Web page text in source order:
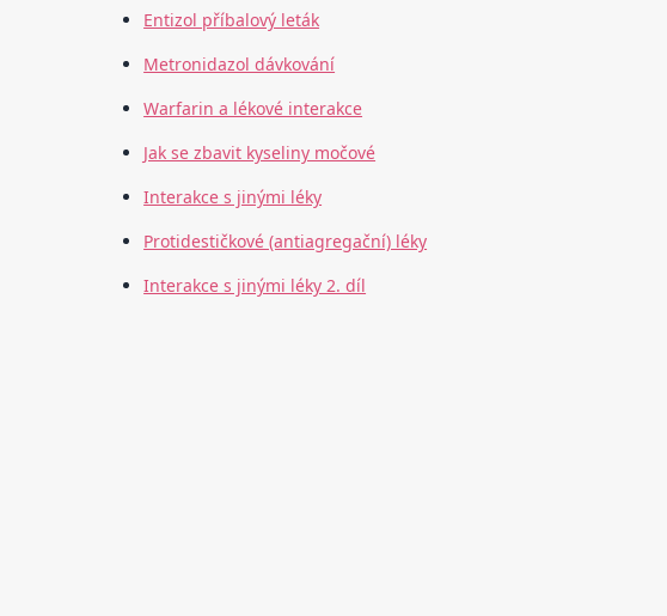
Entizol příbalový leták
Metronidazol dávkování
Warfarin a lékové interakce
Jak se zbavit kyseliny močové
Interakce s jinými léky
Protidestičkové (antiagregační) léky
Interakce s jinými léky 2. díl